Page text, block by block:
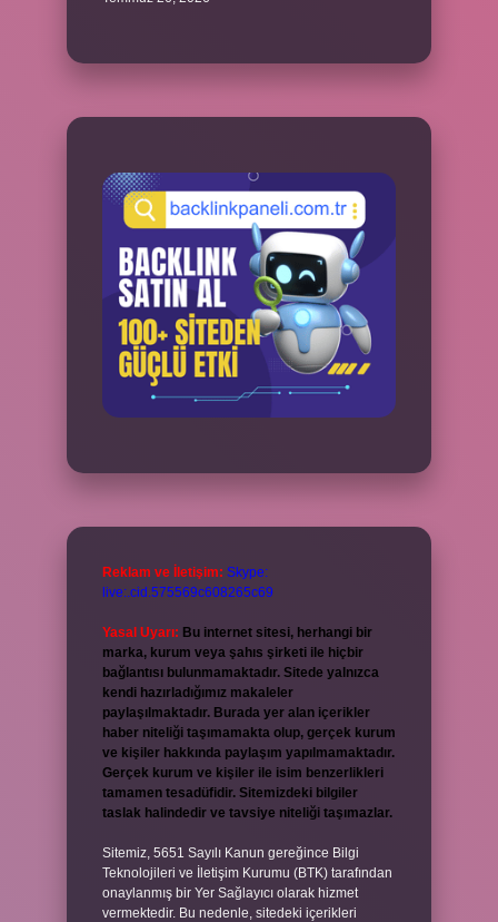
Reklam ve İletişim: Skype:
live:.cid.575569c608265c69
Yasal Uyarı: Bu internet sitesi, herhangi bir
marka, kurum veya şahıs şirketi ile hiçbir
bağlantısı bulunmamaktadır. Sitede yalnızca
kendi hazırladığımız makaleler
paylaşılmaktadır. Burada yer alan içerikler
haber niteliği taşımamakta olup, gerçek kurum
ve kişiler hakkında paylaşım yapılmamaktadır.
Gerçek kurum ve kişiler ile isim benzerlikleri
tamamen tesadüfidir. Sitemizdeki bilgiler
taslak halindedir ve tavsiye niteliği taşımazlar.
Sitemiz, 5651 Sayılı Kanun gereğince Bilgi
Teknolojileri ve İletişim Kurumu (BTK) tarafından
onaylanmış bir Yer Sağlayıcı olarak hizmet
vermektedir. Bu nedenle, sitedeki içerikleri